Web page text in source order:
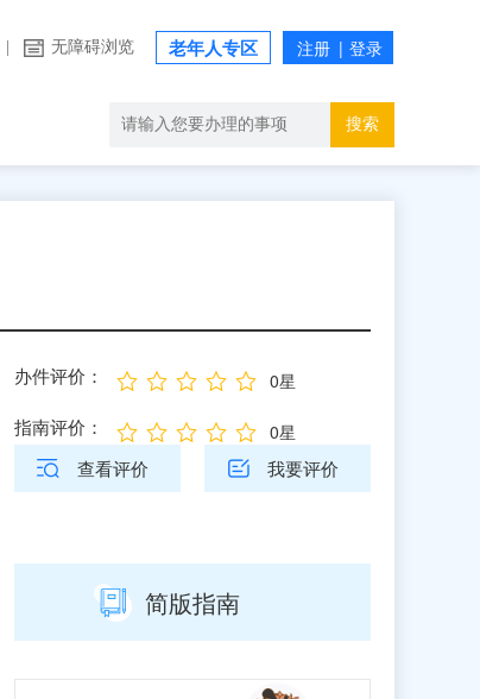
无障碍浏览 老年人专区
搜索
办件评价： 0星
指南评价： 0星
查看评价 我要评价
简版指南